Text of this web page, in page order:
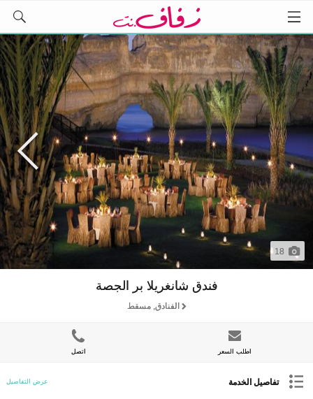
18
فندق شانغريلا بر الجصة
الفنادق, مسقط
اطلب السعر اتصل
تفاصيل الخدمة عرض التفاصيل